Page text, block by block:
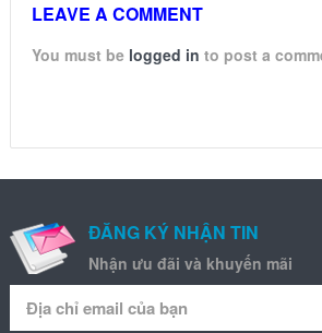
LEAVE A COMMENT
You must be logged in to post a
ĐĂNG KÝ NHẬN TIN
Nhận ưu đãi và khuyến mãi